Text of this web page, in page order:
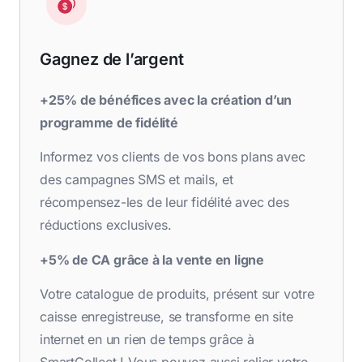
Gagnez de l’argent
+25% de bénéfices avec la création d’un
programme de fidélité
Informez vos clients de vos bons plans avec
des campagnes SMS et mails, et
récompensez-les de leur fidélité avec des
réductions exclusives.
+5% de CA grâce à la vente en ligne
Votre catalogue de produits, présent sur votre
caisse enregistreuse, se transforme en site
internet en un rien de temps grâce à